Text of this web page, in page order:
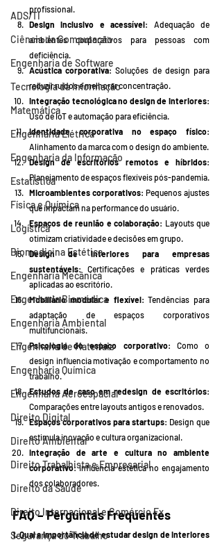
ADS/TI
Ciência da Computação
Engenharia de Software
Tecnologia da Informação
Matemática
Engenharia Elétrica
Engenharia da Informação
Estatística
Física e Química
Logística
Biomedicina Estética
Engenharia Mecânica
Engenharia Biomédica
Engenharia Ambiental
Engenharia de Materiais
Engenharia Química
Engenharia Aeroespacial
Direito Digital
Direito Ambiental
Direito Trabalhista e Empresarial
Direito da Saúde
Direito Internacional e Comércio Ex
Segurança do Trabalho
profissional.
Design inclusivo e acessível: Adequação de
ambientes corporativos para pessoas com
deficiência.
Acústica corporativa: Soluções de design para
reduzir ruídos e melhorar concentração.
Integração tecnológica no design de interiores:
Uso de IoT e automação para eficiência.
Identidade corporativa no espaço físico:
Alinhamento da marca com o design do ambiente.
Design de escritórios remotos e híbridos:
Planejamento de espaços flexíveis pós-pandemia.
Microambientes corporativos: Pequenos ajustes
que impactam na performance do usuário.
Espaços de reunião e colaboração: Layouts que
otimizam criatividade e decisões em grupo.
Design de interiores para empresas
sustentáveis: Certificações e práticas verdes
aplicadas ao escritório.
Mobiliário modular e flexível: Tendências para
adaptação de espaços corporativos
multifuncionais.
Psicologia do espaço corporativo: Como o
design influencia motivação e comportamento no
trabalho.
Estudos de caso em redesign de escritórios:
Comparações entre layouts antigos e renovados.
Espaços corporativos para startups: Design que
estimula inovação e cultura organizacional.
Integração de arte e cultura no ambiente
corporativo: Influência estética no engajamento
dos colaboradores.
FAQ – Perguntas Frequentes
1. Qual a importância de estudar design de interiores